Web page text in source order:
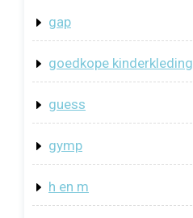
gap
goedkope kinderkleding
guess
gymp
h en m